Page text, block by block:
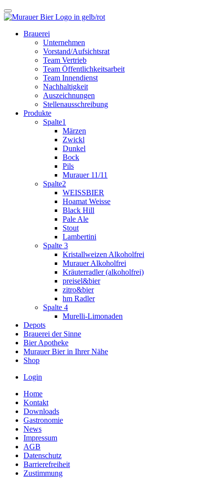
Brauerei
Unternehmen
Vorstand/Aufsichtsrat
Team Vertrieb
Team Öffentlichkeitsarbeit
Team Innendienst
Nachhaltigkeit
Auszeichnungen
Stellenausschreibung
Produkte
Spalte1
Märzen
Zwickl
Dunkel
Bock
Pils
Murauer 11/11
Spalte2
WEISSBIER
Hoamat Weisse
Black Hill
Pale Ale
Stout
Lambertini
Spalte 3
Kristallweizen Alkoholfrei
Murauer Alkoholfrei
Kräuterradler (alkoholfrei)
preisel&bier
zitro&bier
hm Radler
Spalte 4
Murelli-Limonaden
Depots
Brauerei der Sinne
Bier Apotheke
Murauer Bier in Ihrer Nähe
Shop
Login
Home
Kontakt
Downloads
Gastronomie
News
Impressum
AGB
Datenschutz
Barrierefreiheit
Zustimmung